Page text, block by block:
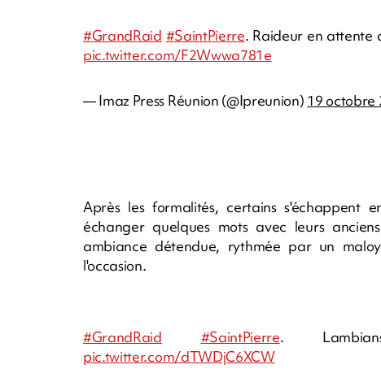
#GrandRaid #SaintPierre. Raideur en attente
pic.twitter.com/F2Wwwa781e
— Imaz Press Réunion (@Ipreunion) 19 octobre
Après les formalités, certains s'échappent
échanger quelques mots avec leurs
ambiance détendue, rythmée par un
l'occasion.
#GrandRaid #SaintPierre.
pic.twitter.com/dTWDjC6XCW